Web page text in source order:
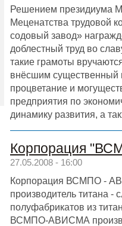
Решением президиума
Меценатства трудовой
содовый завод»
доблестный труд во
такие грамоты
внёсшим существенный
процветание и
предприятия по
динамику развития, а
Корпорация
27.05.2008 - 16:00
Корпорация ВСМПО -
производитель титана -
полуфабрикатов из
ВСМПО-АВИСМА